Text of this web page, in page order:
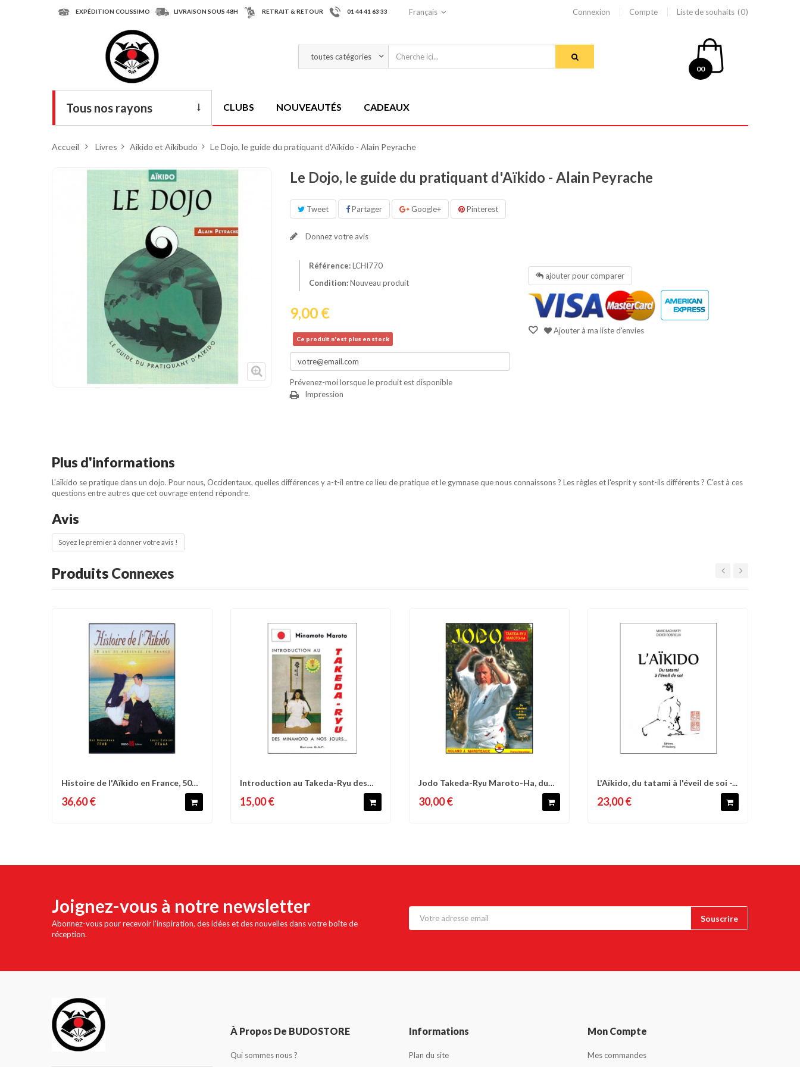
EXPÉDITION COLISSIMO LIVRAISON SOUS 48H RETRAIT & RETOUR 01 44 41 63 33 Français Connexion Compte Liste de souhaits 0
00
Tous nos rayons
Tenues
Cible de frappe
Condition physique
Accessoires
Tatamis
Décoration
CLUBS NOUVEAUTÉS CADEAUX
Accueil > Livres > Aikido et Aikibudo > Le Dojo, le guide du pratiquant d'Aïkido - Alain Peyrache
Le Dojo, le guide du pratiquant d'Aïkido - Alain Peyrache
Tweet Partager Google+ Pinterest
Donnez votre avis
Référence:LCHI770
Condition:Nouveau produit
9,00 €
Ce produit n'est plus en stock
Prévenez-moi lorsque le produit est disponible
Impression
ajouter pour comparer
Ajouter à ma liste d'envies
Plus d'informations
L'aïkido se pratique dans un dojo. Pour nous, Occidentaux, quelles différences y a-t-il entre ce lieu de pratique et le gymnase que nous connaissons ? Les règles et l'esprit y sont-ils différents ? C'est à ces
questions entre autres que cet ouvrage entend répondre.
Avis
Soyez le premier à donner votre avis !
Produits Connexes
Comparer Liste d'envies
Histoire de l'Aïkido en France, 50
36,60 €
Comparer Liste d'envies
Introduction au Takeda-Ryu des
15,00 €
Comparer Liste d'envies
Jodo Takeda-Ryu Maroto-Ha, du
30,00 €
Comparer Liste d'envies
L'Aïkido, du tatami à l'éveil de soi -...
23,00 €
Joignez-vous à notre newsletter
Abonnez-vous pour recevoir l'inspiration, des idées et des nouvelles dans votre boîte de
réception.
À Propos De BUDOSTORE
Qui sommes nous ?
Informations
Plan du site
Mon Compte
Mes commandes